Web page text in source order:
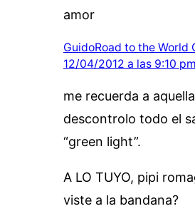
amor
GuidoRoad to the World
12/04/2012 a las 9:10 pm
me recuerda a
descontrolo todo el
“green light”.
A LO TUYO, pipi
viste a la bandana?